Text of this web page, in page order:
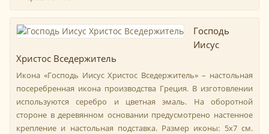
Господь
Иисус
Христос Вседержитель
Икона «Господь Иисус Христос Вседержитель» – настольная
посеребренная икона производства Греция. В изготовлении
используются серебро и цветная эмаль. На оборотной
стороне в деревянном основании предусмотрено настенное
крепление и настольная подставка. Размер иконы: 5х7 см.